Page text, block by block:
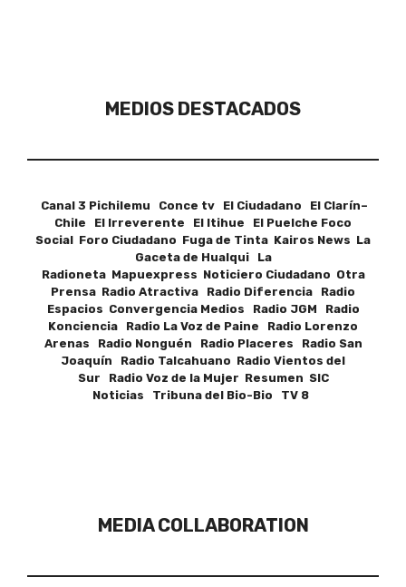
MEDIOS DESTACADOS
Canal 3 Pichilemu Conce tv El Ciudadano El Clarín–
Chile El Irreverente El Itihue El Puelche Foco
Social Foro Ciudadano Fuga de Tinta Kairos News La
Gaceta de Hualqui La
Radioneta Mapuexpress Noticiero Ciudadano Otra
Prensa Radio Atractiva Radio Diferencia Radio
Espacios Convergencia Medios Radio JGM Radio
Konciencia Radio La Voz de Paine Radio Lorenzo
Arenas Radio Nonguén Radio Placeres Radio San
Joaquín Radio Talcahuano Radio Vientos del
Sur Radio Voz de la Mujer Resumen SIC
Noticias Tribuna del Bio-Bio TV 8
MEDIA COLLABORATION